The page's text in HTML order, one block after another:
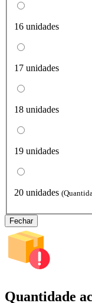
16 unidades
17 unidades
18 unidades
19 unidades
20 unidades
Fechar
Quantidade